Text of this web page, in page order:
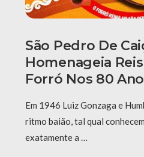
São Pedro De
Homenageia
Forró Nos 80
Em 1946 Luiz Gonzaga e
ritmo baião, tal qual
exatamente a …